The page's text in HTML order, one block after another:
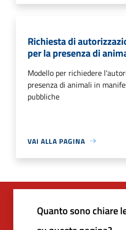
Richiesta di
per la presenza di
Modello per richiedere
presenza di animali in
pubbliche
VAI ALLA PAGINA
Quanto sono chiare